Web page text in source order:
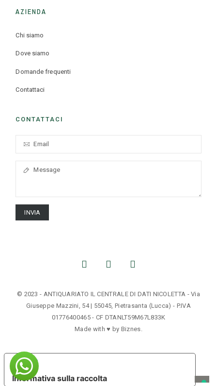
AZIENDA
Chi siamo
Dove siamo
Domande frequenti
Contattaci
CONTATTACI
INVIA
© 2023 - ANTIQUARIATO IL CENTRALE DI DATI NICOLETTA - Via
Giuseppe Mazzini, 54 | 55045, Pietrasanta (Lucca) - P.IVA
01776400465 - CF DTANLT59M67L833K
Made with ♥ by Biznes
Informativa sulla raccolta
Le tue preferenze relative alla privacy